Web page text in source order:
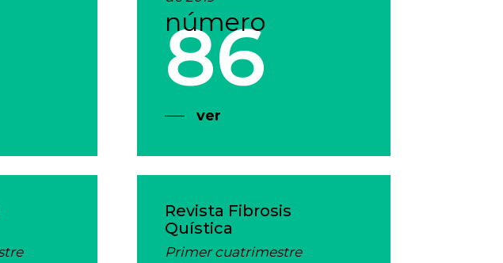
número
86
ver
Revista Fibrosis
Quística
Primer cuatrimestre